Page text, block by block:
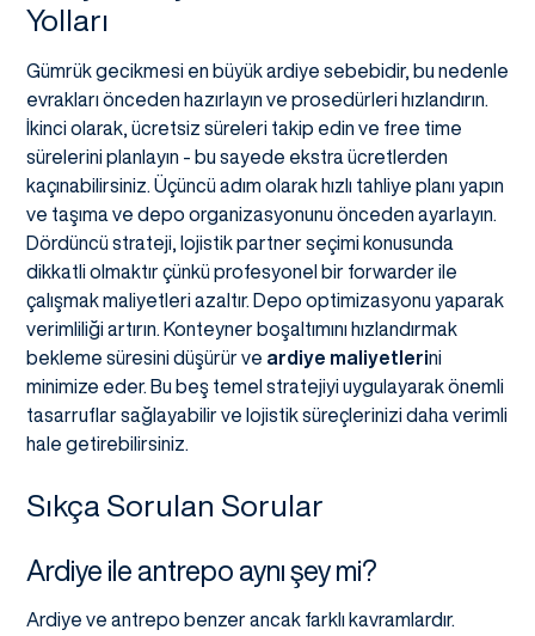
Yolları
Gümrük gecikmesi en büyük ardiye sebebidir, bu nedenle
evrakları önceden hazırlayın ve prosedürleri hızlandırın.
İkinci olarak, ücretsiz süreleri takip edin ve free time
sürelerini planlayın - bu sayede ekstra ücretlerden
kaçınabilirsiniz. Üçüncü adım olarak hızlı tahliye planı yapın
ve taşıma ve depo organizasyonunu önceden ayarlayın.
Dördüncü strateji, lojistik partner seçimi konusunda
dikkatli olmaktır çünkü profesyonel bir forwarder ile
çalışmak maliyetleri azaltır. Depo optimizasyonu yaparak
verimliliği artırın. Konteyner boşaltımını hızlandırmak
bekleme süresini düşürür ve ardiye maliyetlerini
minimize eder. Bu beş temel stratejiyi uygulayarak önemli
tasarruflar sağlayabilir ve lojistik süreçlerinizi daha verimli
hale getirebilirsiniz.
Sıkça Sorulan Sorular
Ardiye ile antrepo aynı şey mi?
Ardiye ve antrepo benzer ancak farklı kavramlardır.